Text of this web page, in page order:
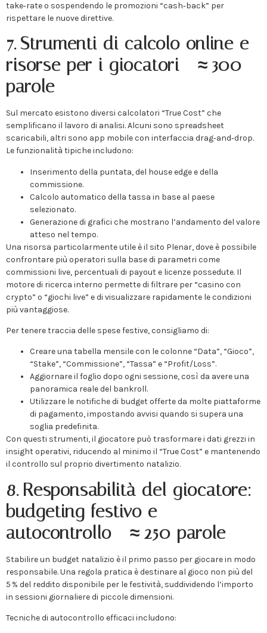
take‑rate o sospendendo le promozioni “cash‑back” per
rispettare le nuove direttive.
7. Strumenti di calcolo online e
risorse per i giocatori – ≈ 300
parole
Sul mercato esistono diversi calcolatori “True Cost” che
semplificano il lavoro di analisi. Alcuni sono spreadsheet
scaricabili, altri sono app mobile con interfaccia drag‑and‑drop.
Le funzionalità tipiche includono:
Inserimento della puntata, del house edge e della
commissione.
Calcolo automatico della tassa in base al paese
selezionato.
Generazione di grafici che mostrano l’andamento del valore
atteso nel tempo.
Una risorsa particolarmente utile è il sito Plenar, dove è possibile
confrontare più operatori sulla base di parametri come
commissioni live, percentuali di payout e licenze possedute. Il
motore di ricerca interno permette di filtrare per “casino con
crypto” o “giochi live” e di visualizzare rapidamente le condizioni
più vantaggiose.
Per tenere traccia delle spese festive, consigliamo di:
Creare una tabella mensile con le colonne “Data”, “Gioco”,
“Stake”, “Commissione”, “Tassa” e “Profit/Loss”.
Aggiornare il foglio dopo ogni sessione, così da avere una
panoramica reale del bankroll.
Utilizzare le notifiche di budget offerte da molte piattaforme
di pagamento, impostando avvisi quando si supera una
soglia predefinita.
Con questi strumenti, il giocatore può trasformare i dati grezzi in
insight operativi, riducendo al minimo il “True Cost” e mantenendo
il controllo sul proprio divertimento natalizio.
8. Responsabilità del giocatore:
budgeting festivo e
autocontrollo – ≈ 250 parole
Stabilire un budget natalizio è il primo passo per giocare in modo
responsabile. Una regola pratica è destinare al gioco non più del
5 % del reddito disponibile per le festività, suddividendo l’importo
in sessioni giornaliere di piccole dimensioni.
Tecniche di autocontrollo efficaci includono: